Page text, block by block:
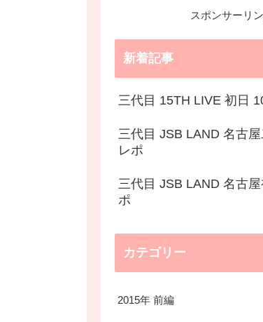
スポンサーリ
新着記事
三代目 15TH LIVE 初日
三代目 JSB LAND 名古
レポ
三代目 JSB LAND 名古
ポ
カテゴリー
2015年 前編